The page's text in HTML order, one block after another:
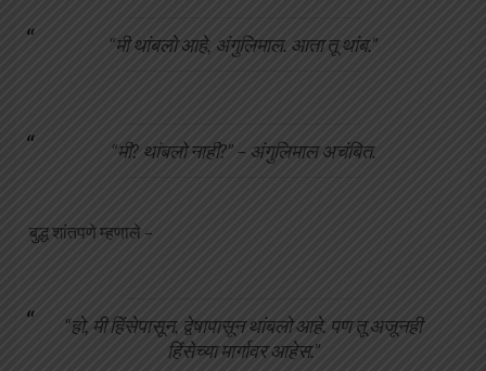
“मी थांबलो आहे, अंगुलिमाल. आता तू थांब.”
“मी? थांबलो नाही?” – अंगुलिमाल अचंबित.
बुद्ध शांतपणे म्हणाले –
“हो, मी हिंसेपासून, द्वेषापासून थांबलो आहे. पण तू अजूनही
हिंसेच्या मार्गावर आहेस.”